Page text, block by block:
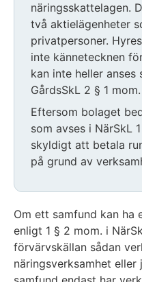
näringsskattelagen.
två aktielägenheter
privatpersoner.
inte kännetecknen
kan inte heller
GårdsSkL 2 § 1 mom.
Eftersom bolaget
som avses i NärSkL
skyldigt att betala
på grund av
Om ett samfund kan ha
enligt 1 § 2 mom. i
förvärvskällan sådan
näringsverksamhet